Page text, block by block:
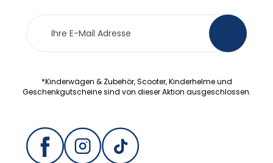
Newsletter
Anmeldung
*Kinderwägen & Zubehör, Scooter, Kinderhelme und
Geschenkgutscheine sind von dieser Aktion ausgeschlossen.